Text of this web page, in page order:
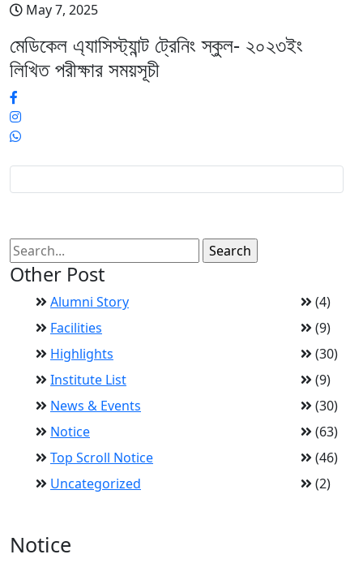
May 7, 2025
মেডিকেল এ্যাসিস্ট্যান্ট ট্রেনিং স্কুল- ২০২৩ইং
লিখিত পরীক্ষার সময়সূচী
Other Post
Alumni Story
(4)
Facilities
(9)
Highlights
(30)
Institute List
(9)
News & Events
(30)
Notice
(63)
Top Scroll Notice
(46)
Uncategorized
(2)
Notice